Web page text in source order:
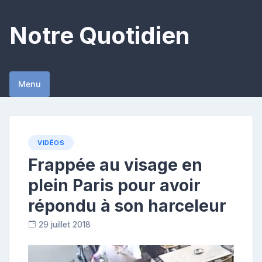
content
Notre Quotidien
Menu
VIDÉOS
Frappée au visage en
plein Paris pour avoir
répondu à son harceleur
29 juillet 2018
o